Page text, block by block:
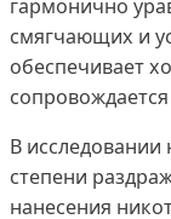
гармонично
смягчающих и
обеспечивает
В
степени
нанесения